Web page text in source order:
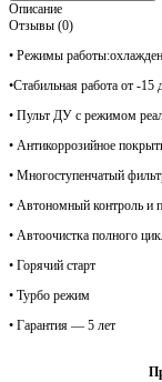
Описание
Отзывы (0)
• Режимы
•Стабильная работа от -15
• Пульт ДУ с режимом
• Антикоррозийное
• Многоступенчатый
• Автономный контроль и
• Автоочистка полного
• Горячий старт
• Турбо режим
• Гарантия — 5 лет